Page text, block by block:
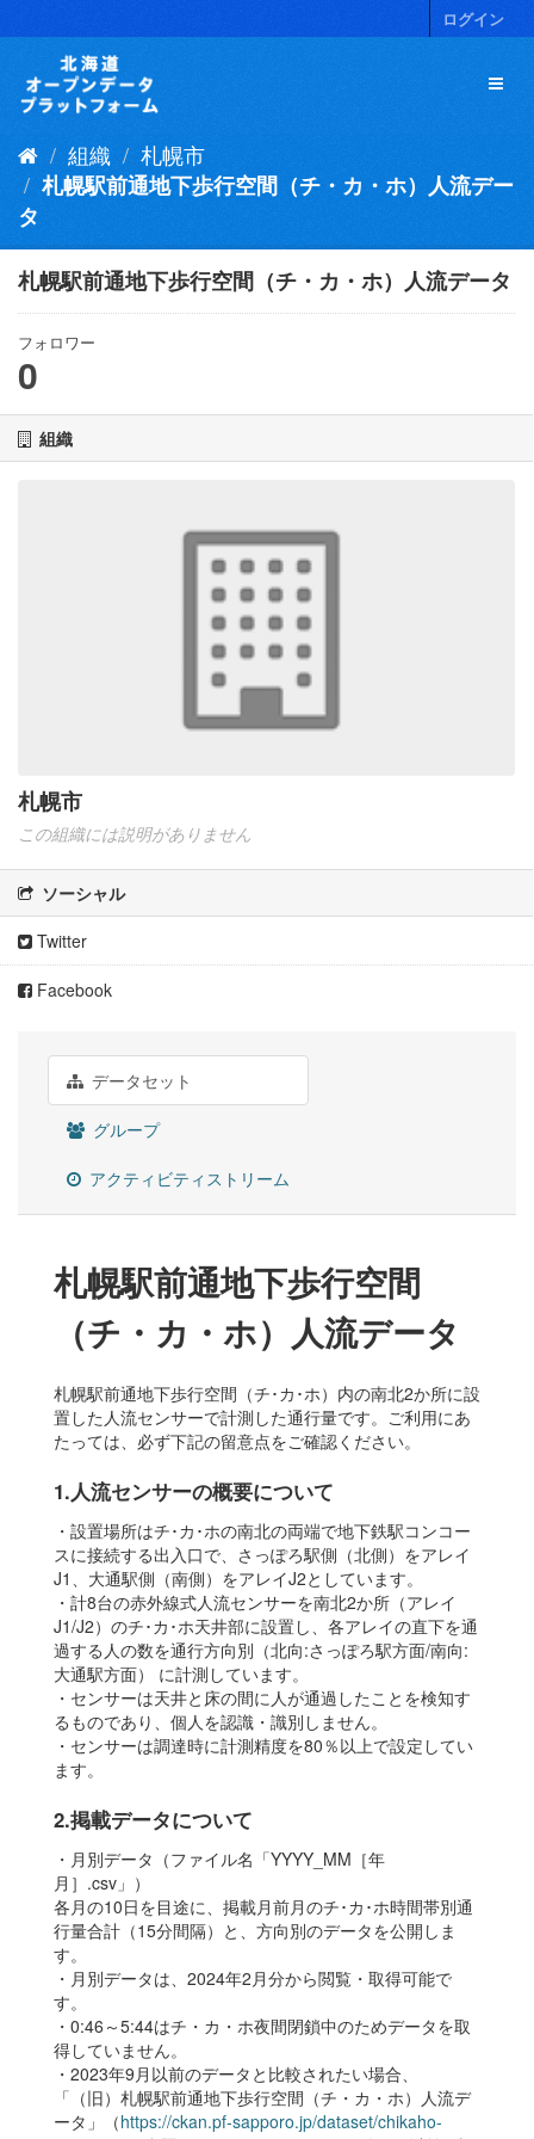
キ
ログイン
組織
札幌市
札幌駅前通地下歩行空間（チ・カ・ホ）人流デー
タ
札幌駅前通地下歩行空間（チ・カ・ホ）人流データ
フォロワー
0
組織
札幌市
この組織には説明がありません
ソーシャル
Twitter
Facebook
データセット
グループ
アクティビティストリーム
札幌駅前通地下歩行空間
（チ・カ・ホ）人流データ
札幌駅前通地下歩行空間（チ･カ･ホ）内の南北2か所に設
置した人流センサーで計測した通行量です。ご利用にあ
たっては、必ず下記の留意点をご確認ください。
1.人流センサーの概要について
・設置場所はチ･カ･ホの南北の両端で地下鉄駅コンコー
スに接続する出入口で、さっぽろ駅側（北側）をアレイ
J1、大通駅側（南側）をアレイJ2としています。
・計8台の赤外線式人流センサーを南北2か所（アレイ
J1/J2）のチ･カ･ホ天井部に設置し、各アレイの直下を通
過する人の数を通行方向別（北向:さっぽろ駅方面/南向:
大通駅方面） に計測しています。
・センサーは天井と床の間に人が通過したことを検知す
るものであり、個人を認識・識別しません。
・センサーは調達時に計測精度を80％以上で設定してい
ます。
2.掲載データについて
・月別データ（ファイル名「YYYY_MM［年
月］.csv」）
各月の10日を目途に、掲載月前月のチ･カ･ホ時間帯別通
行量合計（15分間隔）と、方向別のデータを公開しま
す。
・月別データは、2024年2月分から閲覧・取得可能で
す。
・0:46～5:44はチ・カ・ホ夜間閉鎖中のためデータを取
得していません。
・2023年9月以前のデータと比較されたい場合、
「（旧）札幌駅前通地下歩行空間（チ・カ・ホ）人流デ
ータ」（https://ckan.pf-sapporo.jp/dataset/chikaho-